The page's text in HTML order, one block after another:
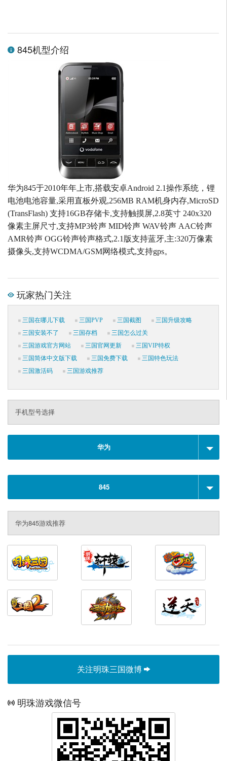
845机型介绍
华为845于2010年年上市,搭载安卓Android 2.1操作系统，锂
电池电池容量,采用直板外观,256MB RAM机身内存,MicroSD
(TransFlash) 支持16GB存储卡,支持触摸屏,2.8英寸 240x320
像素主屏尺寸,支持MP3铃声 MID铃声 WAV铃声 AAC铃声
AMR铃声 OGG铃声铃声格式,2.1版支持蓝牙,主:320万像素
摄像头,支持WCDMA/GSM网络模式,支持gps。
玩家热门关注
三国在哪儿下载 三国PVP 三国截图
三国升级攻略
三国安装不了
三国存档
三国怎么过关
三国游戏官方网站
三国官网更新
三国VIP特权
三国简体中文版下载
三国免费下载
三国特色玩法
三国激活码
三国游戏推荐
手机型号选择
华为
845
华为845游戏推荐
关注明珠三国微博
明珠游戏微信号